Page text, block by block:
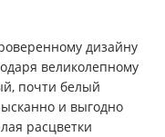
дизайну
великолепному
почти белый
и выгодно
расцветки